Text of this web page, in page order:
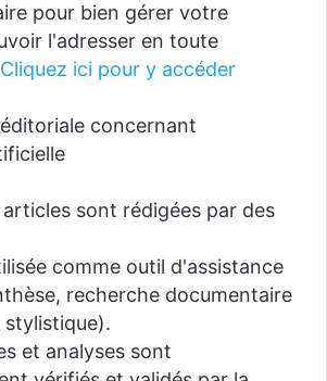
pour bien gérer votre
l'adresser en toute
Cliquez ici pour y accéder
concernant
sont rédigées par des
comme outil d'assistance
recherche documentaire
stylistique).
et analyses sont